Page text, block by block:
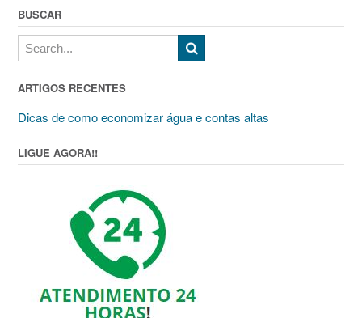
BUSCAR
ARTIGOS RECENTES
Dicas de como economizar água e contas altas
LIGUE AGORA!!